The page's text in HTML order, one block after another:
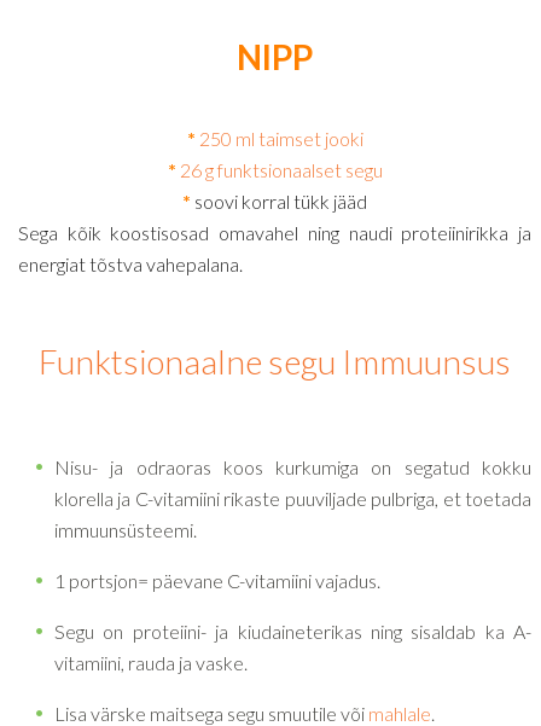
NIPP
* 250 ml taimset jooki
* 26 g funktsionaalset segu
* soovi korral tükk jääd
Sega kõik koostisosad omavahel ning naudi proteiinirikka ja
energiat tõstva vahepalana.
Funktsionaalne segu Immuunsus
Nisu- ja odraoras koos kurkumiga on segatud kokku
klorella ja C-vitamiini rikaste puuviljade pulbriga, et toetada
immuunsüsteemi.
1 portsjon= päevane C-vitamiini vajadus.
Segu on proteiini- ja kiudaineterikas ning sisaldab ka A-
vitamiini, rauda ja vaske.
Lisa värske maitsega segu smuutile või mahlale.